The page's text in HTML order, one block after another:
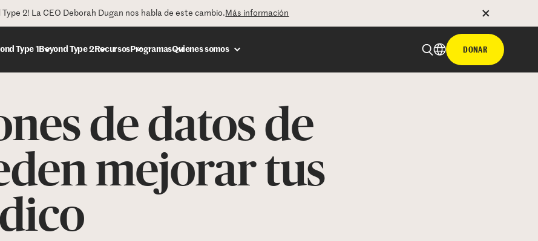
2! La CEO Deborah Dugan nos habla de este cambio. Más información
Type 1 Beyond Type 2Recursos ProgramasQuienes somos DONAR
de datos de
mejorar tus